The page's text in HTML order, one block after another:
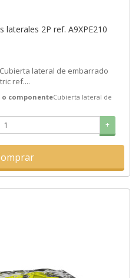
laterales 2P ref. A9XPE210
ref....
componenteCubierta lateral de
+